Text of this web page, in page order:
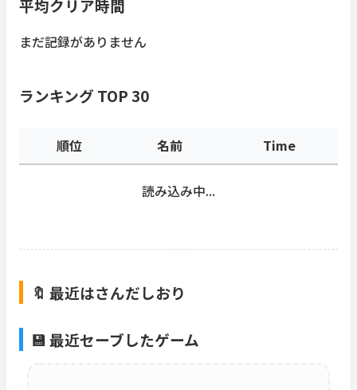
平均クリア時間
まだ記録がありません
ランキング TOP 30
順位 名前 Time
読み込み中...
🔖 最近はさんだしおり
💾 最近セーブしたゲーム